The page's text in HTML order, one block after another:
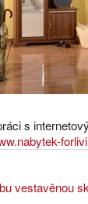
s
vestavěnou